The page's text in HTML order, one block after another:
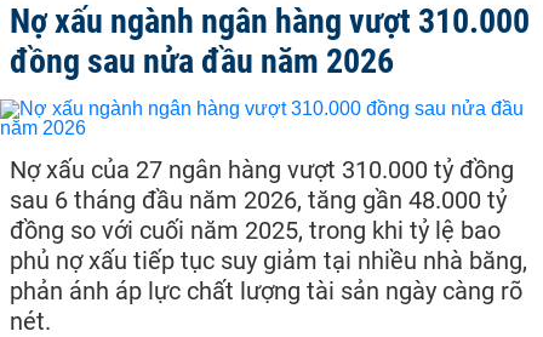
Nợ xấu ngành ngân hàng vượt 310.000
đồng sau nửa đầu năm 2026
Nợ xấu của 27 ngân hàng vượt 310.000 tỷ đồng
sau 6 tháng đầu năm 2026, tăng gần 48.000 tỷ
đồng so với cuối năm 2025, trong khi tỷ lệ bao
phủ nợ xấu tiếp tục suy giảm tại nhiều nhà băng,
phản ánh áp lực chất lượng tài sản ngày càng rõ
nét.